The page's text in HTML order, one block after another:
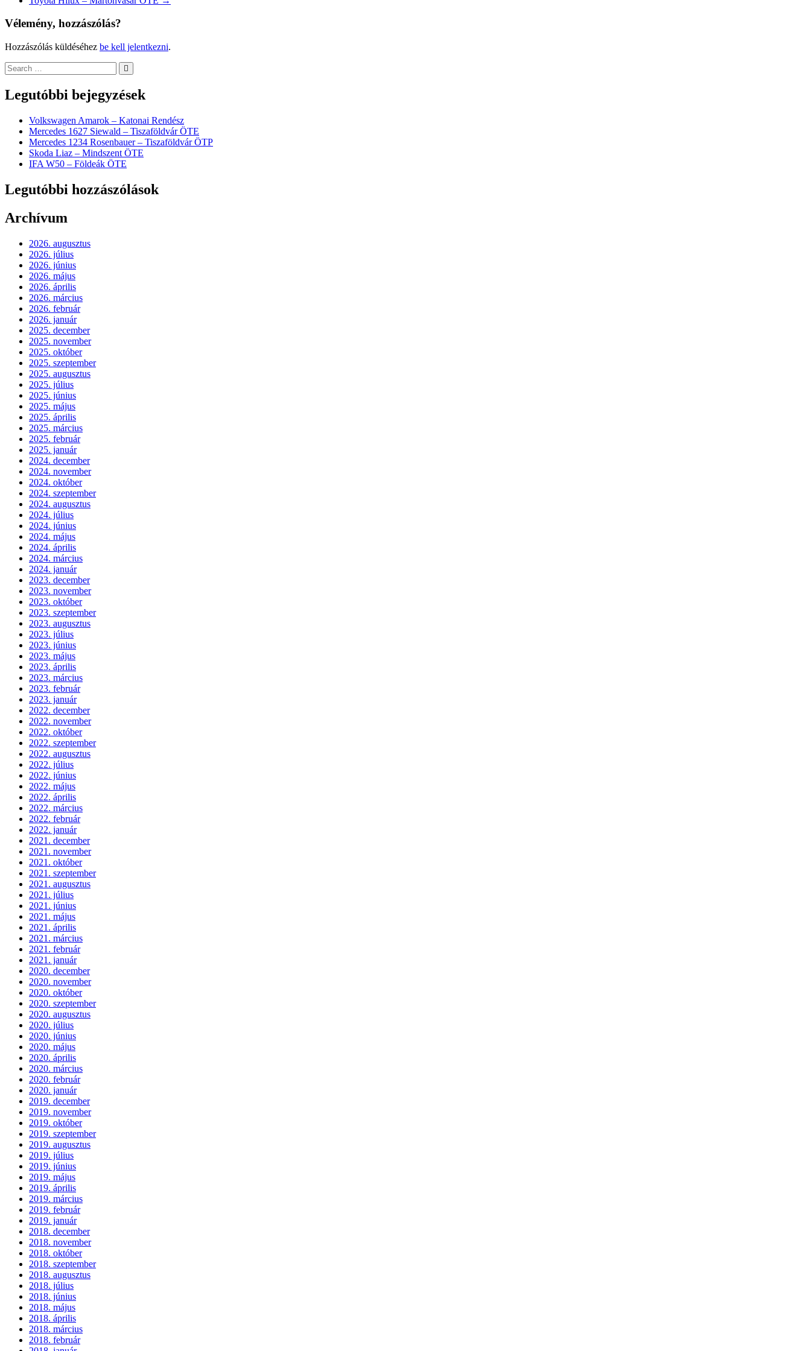
Vélemény, hozzászólás?
Hozzászólás küldéséhez be kell jelentkezni.
Legutóbbi bejegyzések
Volkswagen Amarok – Katonai Rendész
Mercedes 1627 Siewald – Tiszaföldvár ÖTE
Mercedes 1234 Rosenbauer – Tiszaföldvár ÖTP
Skoda Liaz – Mindszent ÖTE
IFA W50 – Földeák ÖTE
Legutóbbi hozzászólások
Archívum
2026. augusztus
2026. július
2026. június
2026. május
2026. április
2026. március
2026. február
2026. január
2025. december
2025. november
2025. október
2025. szeptember
2025. augusztus
2025. július
2025. június
2025. május
2025. április
2025. március
2025. február
2025. január
2024. december
2024. november
2024. október
2024. szeptember
2024. augusztus
2024. július
2024. június
2024. május
2024. április
2024. március
2024. január
2023. december
2023. november
2023. október
2023. szeptember
2023. augusztus
2023. július
2023. június
2023. május
2023. április
2023. március
2023. február
2023. január
2022. december
2022. november
2022. október
2022. szeptember
2022. augusztus
2022. július
2022. június
2022. május
2022. április
2022. március
2022. február
2022. január
2021. december
2021. november
2021. október
2021. szeptember
2021. augusztus
2021. július
2021. június
2021. május
2021. április
2021. március
2021. február
2021. január
2020. december
2020. november
2020. október
2020. szeptember
2020. augusztus
2020. július
2020. június
2020. május
2020. április
2020. március
2020. február
2020. január
2019. december
2019. november
2019. október
2019. szeptember
2019. augusztus
2019. július
2019. június
2019. május
2019. április
2019. március
2019. február
2019. január
2018. december
2018. november
2018. október
2018. szeptember
2018. augusztus
2018. július
2018. június
2018. május
2018. április
2018. március
2018. február